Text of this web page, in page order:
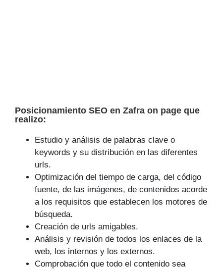
Posicionamiento SEO en Zafra on page que
realizo:
Estudio y análisis de palabras clave o
keywords y su distribución en las diferentes
urls.
Optimización del tiempo de carga, del código
fuente, de las imágenes, de contenidos acorde
a los requisitos que establecen los motores de
búsqueda.
Creación de urls amigables.
Análisis y revisión de todos los enlaces de la
web, los internos y los externos.
Comprobación que todo el contenido sea